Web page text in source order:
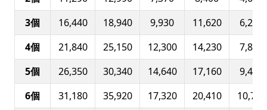
3個
16,440 18,940 9,930 11,620
6,230
4個
21,840 25,150 12,300 14,230
7,850
5個
26,350 30,340 14,640 17,160
9,460
6個
31,180 35,920 17,320 20,410
10,710